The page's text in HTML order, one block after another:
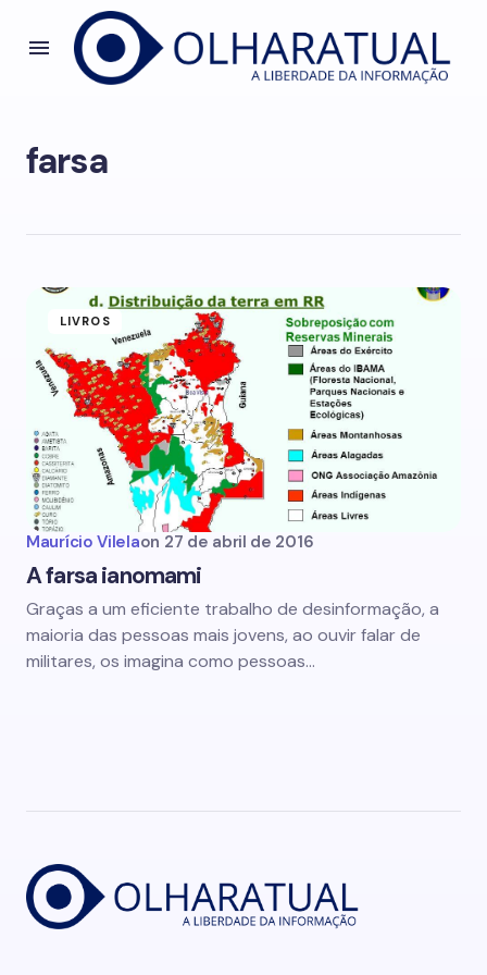
farsa
LIVROS
Maurício Vilelaon 27 de abril de 2016
A farsa ianomami
Graças a um eficiente trabalho de desinformação, a
maioria das pessoas mais jovens, ao ouvir falar de
militares, os imagina como pessoas…